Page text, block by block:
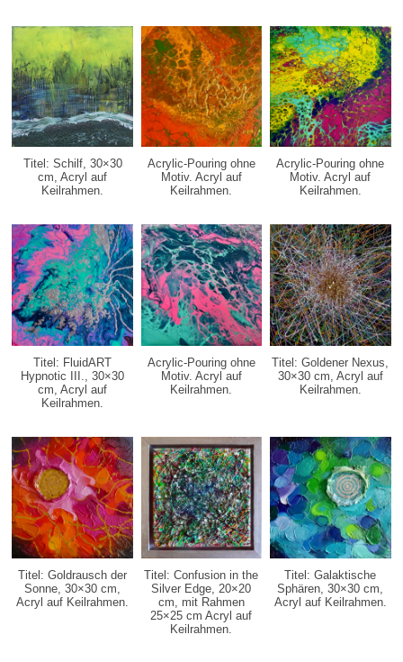
Titel: Schilf, 30×30
cm,Acryl auf
Keilrahmen.
Acrylic-Pouring ohne
Motiv. Acryl auf
Keilrahmen.
Acrylic-Pouring ohne
Motiv. Acryl auf
Keilrahmen.
Titel: FluidART
Hypnotic III., 30×30
cm,Acryl auf
Keilrahmen.
Acrylic-Pouring ohne
Motiv. Acryl auf
Keilrahmen.
Titel: Goldener Nexus,
30×30 cm, Acryl auf
Keilrahmen.
Titel: Goldrausch der
Sonne, 30×30 cm,
Acryl auf Keilrahmen.
Titel: Confusion in the
Silver Edge, 20×20
cm, mit Rahmen
25×25 cm Acryl auf
Keilrahmen.
Titel: Galaktische
Sphären, 30×30 cm,
Acryl auf Keilrahmen.